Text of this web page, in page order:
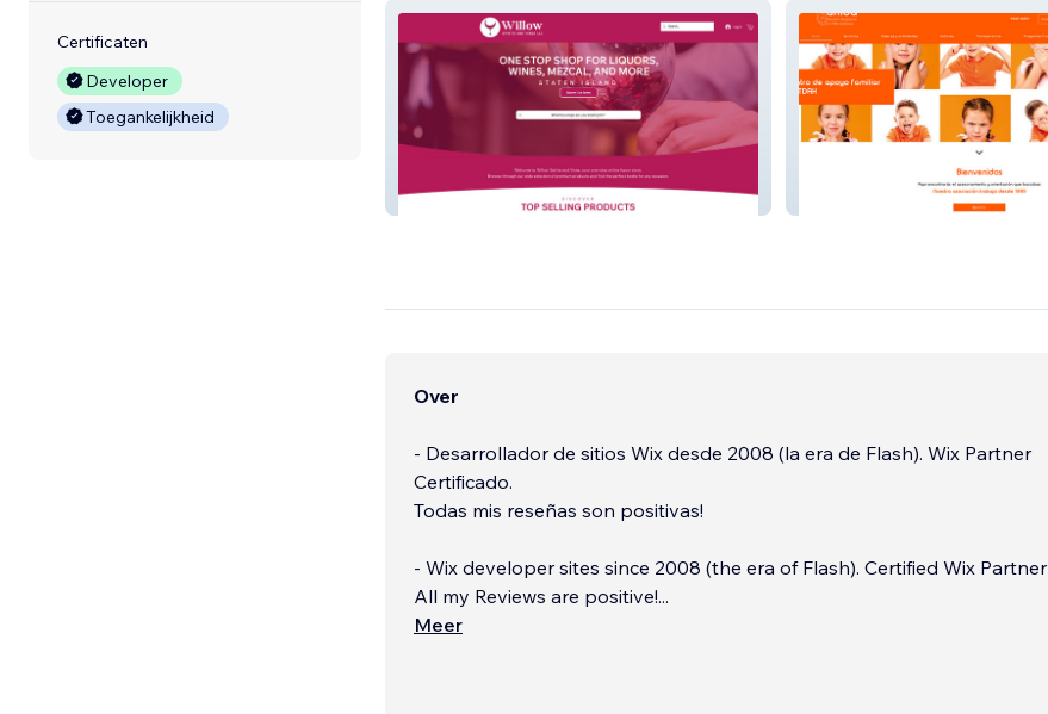
Certificaten
Developer
Toegankelijkheid
Willow Spirits And V
Over
- Desarrollador de sitios Wix desde 2008 (la era de Flash). Wix Partner
Certificado.
Todas mis reseñas son positivas!
- Wix developer sites since 2008 (the era of Flash). Certified Wix Partner
All my Reviews are positive!...
Meer